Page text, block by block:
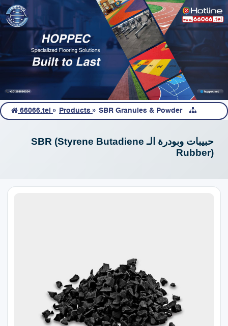
66066.tel » Products » SBR Granules & Powder
حبيبات وبودرة الـ SBR (Styrene Butadiene
Rubber)